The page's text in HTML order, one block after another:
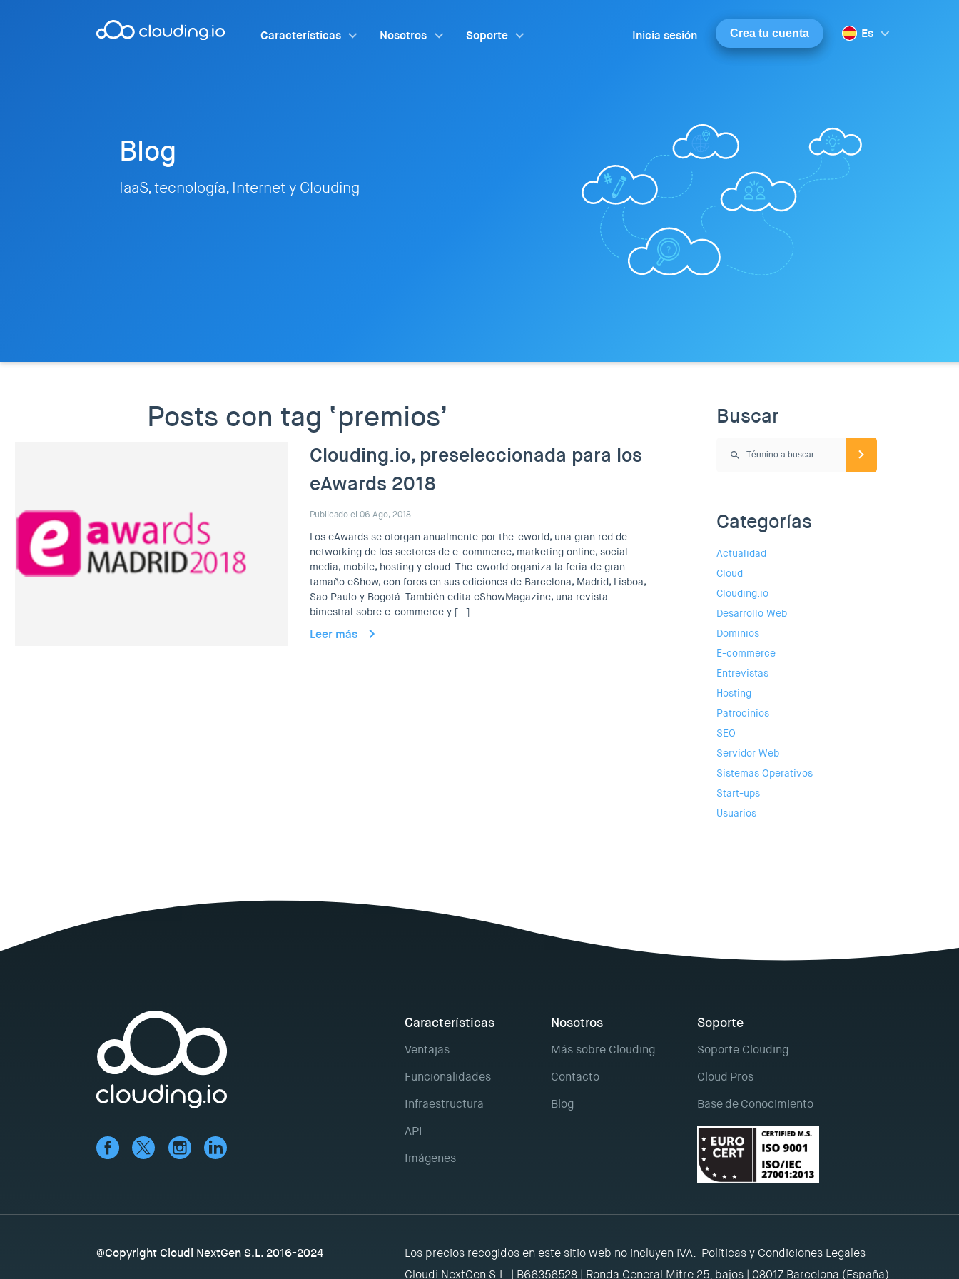
Características Nosotros Soporte Inicia sesión Crea tu cuenta Es
Blog
IaaS, tecnología, Internet y Clouding
Posts con tag ‘premios’
Clouding.io, preseleccionada para los
eAwards 2018
Publicado el 06 Ago, 2018
Los eAwards se otorgan anualmente por the-eworld, una gran red de
networking de los sectores de e-commerce, marketing online, social
media, mobile, hosting y cloud. The-eworld organiza la feria de gran
tamaño eShow, con foros en sus ediciones de Barcelona, Madrid, Lisboa,
Sao Paulo y Bogotá. También edita eShowMagazine, una revista
bimestral sobre e-commerce y […]
Leer más
Buscar
Categorías
Actualidad
Cloud
Clouding.io
Desarrollo Web
Dominios
E-commerce
Entrevistas
Hosting
Patrocinios
SEO
Servidor Web
Sistemas Operativos
Start-ups
Usuarios
Características
Ventajas
Funcionalidades
Infraestructura
API
Imágenes
Nosotros
Más sobre Clouding
Contacto
Blog
Soporte
Soporte Clouding
Cloud Pros
Base de Conocimiento
@Copyright Cloudi NextGen S.L. 2016-2024 Los precios recogidos en este sitio web no incluyen IVA. Políticas y Condiciones Legales
Cloudi NextGen S.L. | B66356528 | Ronda General Mitre 25, bajos | 08017 Barcelona (España)